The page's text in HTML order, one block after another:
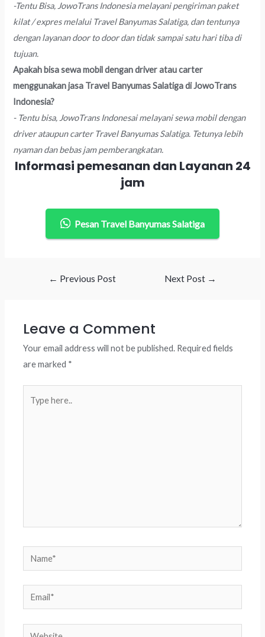
-Tentu Bisa, JowoTrans Indonesia melayani pengiriman paket
kilat / expres melalui Travel Banyumas Salatiga, dan tentunya
dengan layanan door to door dan tidak sampai satu hari tiba di
tujuan.
Apakah bisa sewa mobil dengan driver atau carter
menggunakan jasa Travel Banyumas Salatiga di JowoTrans
Indonesia?
- Tentu bisa, JowoTrans Indonesai melayani sewa mobil dengan
driver ataupun carter Travel Banyumas Salatiga. Tetunya lebih
nyaman dan bebas jam pemberangkatan.
Informasi pemesanan dan Layanan 24
jam
Pesan Travel Banyumas Salatiga
Post← Previous Post Next Post →
Leave a Comment
Your email address will not be published. Required fields
are marked *
here..
Name*
Email*
Website